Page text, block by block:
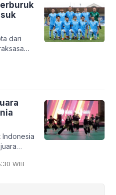
dari
ada juga
Indonesia
WIB